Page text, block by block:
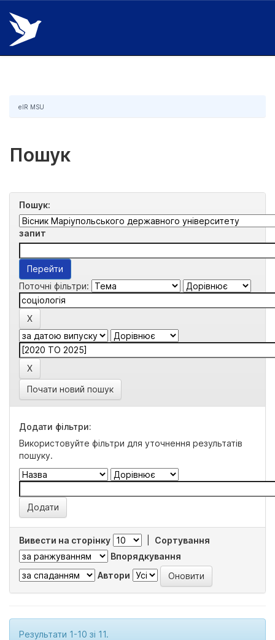
Skip
navigation
eIR MSU
Пошук
Пошук:
запит
Поточні фільтри:
Почати новий пошук
Додати фільтри:
Використовуйте фільтри для уточнення результатів
пошуку.
Вивести на сторінку
Сортування
Впорядкування
Автори
Результати 1-10 зі 11.